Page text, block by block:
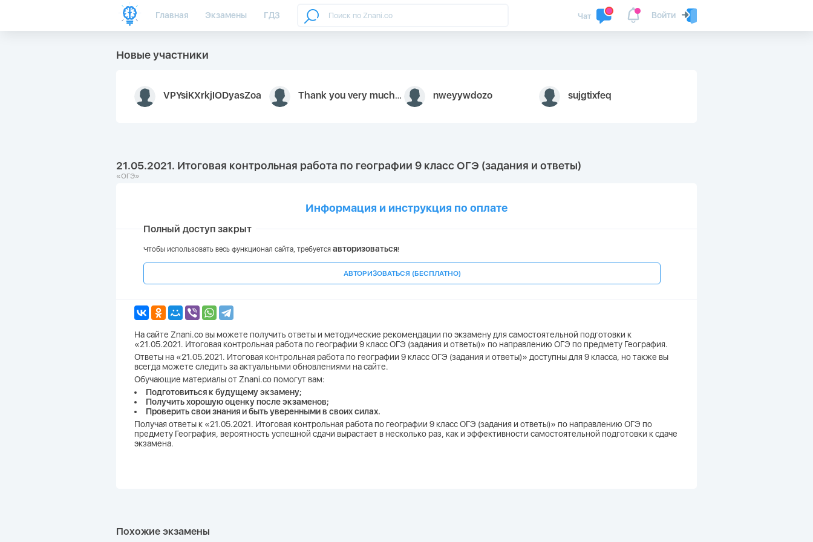
Главная Экзамены ГДЗ Войти
Чат
Новые участники
VPYsiKXrkjIODyasZoa Thank you very much for your inquiry We appreciate you 9126052 https://youtube.com faceapple ! nweyywdozo sujgtixfeq
21.05.2021. Итоговая контрольная работа по географии 9 класс ОГЭ (задания и ответы)
«ОГЭ»
Информация и инструкция по оплате
Полный доступ закрыт
Чтобы использовать весь функционал сайта, требуется авторизоваться!
АВТОРИЗОВАТЬСЯ (БЕСПЛАТНО)
На сайте Znani.co вы можете получить ответы и методические рекомендации по экзамену для самостоятельной подготовки к
«21.05.2021. Итоговая контрольная работа по географии 9 класс ОГЭ (задания и ответы)» по направлению ОГЭ по предмету География.
Ответы на «21.05.2021. Итоговая контрольная работа по географии 9 класс ОГЭ (задания и ответы)» доступны для 9 класса, но также вы
всегда можете следить за актуальными обновлениями на сайте.
Обучающие материалы от Znani.co помогут вам:
Подготовиться к будущему экзамену;
Получить хорошую оценку после экзаменов;
Проверить свои знания и быть уверенными в своих силах.
Получая ответы к «21.05.2021. Итоговая контрольная работа по географии 9 класс ОГЭ (задания и ответы)» по направлению ОГЭ по
предмету География, вероятность успешной сдачи вырастает в несколько раз, как и эффективности самостоятельной подготовки к сдаче
экзамена.
Похожие экзамены